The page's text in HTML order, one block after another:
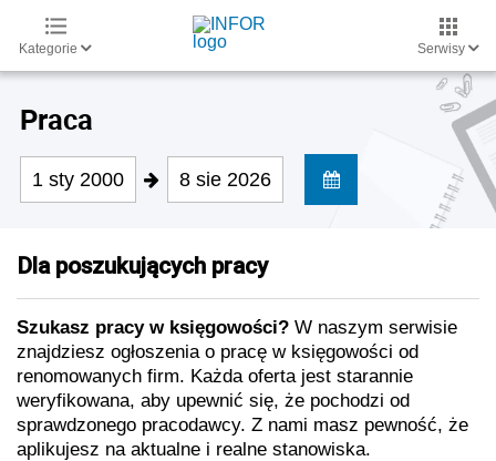
Kategorie Serwisy
Praca
1 sty 2000 8 sie 2026
Dla poszukujących pracy
Szukasz pracy w księgowości? W naszym serwisie
znajdziesz ogłoszenia o pracę w księgowości od
renomowanych firm. Każda oferta jest starannie
weryfikowana, aby upewnić się, że pochodzi od
sprawdzonego pracodawcy. Z nami masz pewność, że
aplikujesz na aktualne i realne stanowiska.